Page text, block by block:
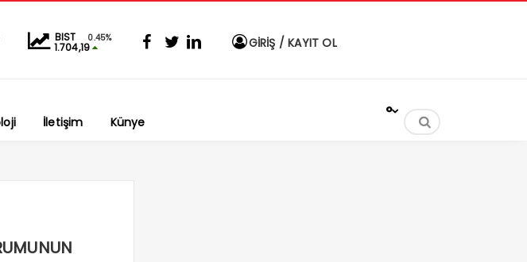
BIST 0.45%
1.704,19 GİRİŞ / KAYIT OL
İletişim Künye
°